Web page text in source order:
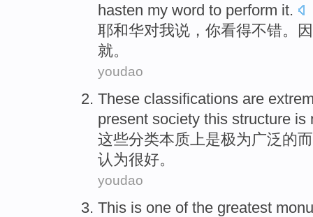
hasten my word to perform it.
耶和华对我说 ， 你看得不错。
就。
youdao
These classifications are
present society this structure is
这些分类本质 上是极为广泛的
认为很好。
youdao
This is one of the greatest